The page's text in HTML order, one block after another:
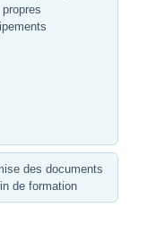
des documents
de formation